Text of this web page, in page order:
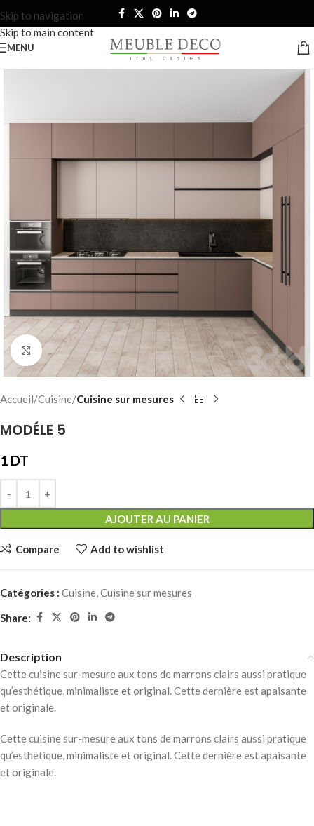
Skip to navigation
Skip to main content
MENU
Click to enlarge
Accueil Cuisine Cuisine sur mesures
MODÉLE 5
1 DT
AJOUTER AU PANIER
Compare Add to wishlist
Catégories : Cuisine,Cuisine sur mesures
Share:
Description
Cette cuisine sur-mesure aux tons de marrons clairs aussi pratique
qu’esthétique, minimaliste et original. Cette dernière est apaisante
et originale.
Cette cuisine sur-mesure aux tons de marrons clairs aussi pratique
qu’esthétique, minimaliste et original. Cette dernière est apaisante
et originale.